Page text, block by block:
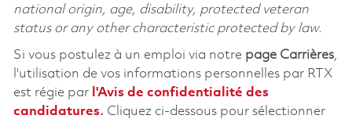
national origin, age, disability, protected veteran
status or any other characteristic protected by law.
Si vous postulez à un emploi via notre page Carrières,
l'utilisation de vos informations personnelles par RTX
est régie par l'Avis de confidentialité des
candidatures. Cliquez ci-dessous pour sélectionner